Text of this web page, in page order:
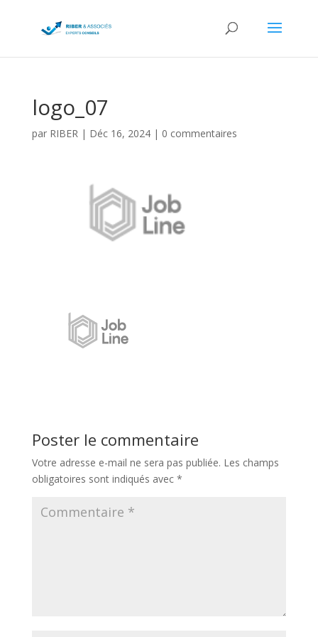
logo_07
par RIBER| Déc 16, 2024| 0 commentaires
Poster le commentaire
Votre adresse e-mail ne sera pas publiée. Les champs
obligatoires sont indiqués avec *